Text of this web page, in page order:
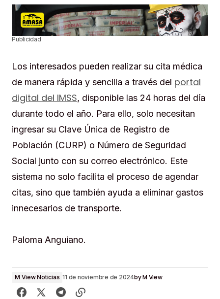
Publicidad
Los interesados pueden realizar su cita médica
de manera rápida y sencilla a través del portal
digital del IMSS, disponible las 24 horas del día
durante todo el año. Para ello, solo necesitan
ingresar su Clave Única de Registro de
Población (CURP) o Número de Seguridad
Social junto con su correo electrónico. Este
sistema no solo facilita el proceso de agendar
citas, sino que también ayuda a eliminar gastos
innecesarios de transporte.
Paloma Anguiano.
M View Noticias 11 de noviembre de 2024byM View